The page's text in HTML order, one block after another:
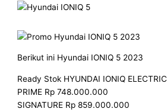
Berikut ini Hyundai IONIQ 5 2023
Ready Stok HYUNDAI IONIQ ELECTRIC
PRIME Rp 748.000.000
SIGNATURE Rp 859.000.000